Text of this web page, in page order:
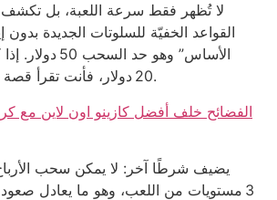
القواعد الخفيّة للسلوتات الجديدة
الأساس” وهو حد
20 دولار، فأنت تقرأ قصة خيالية بتمويل محدود.
الفضائح خلف أفضل كازينو اون لاين مع
3 مستويات من اللعب، وهو ما يعادل